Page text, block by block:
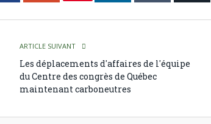
ARTICLE SUIVANT
Les déplacements d'affaires de l'équipe
du Centre des congrès de Québec
maintenant carboneutres